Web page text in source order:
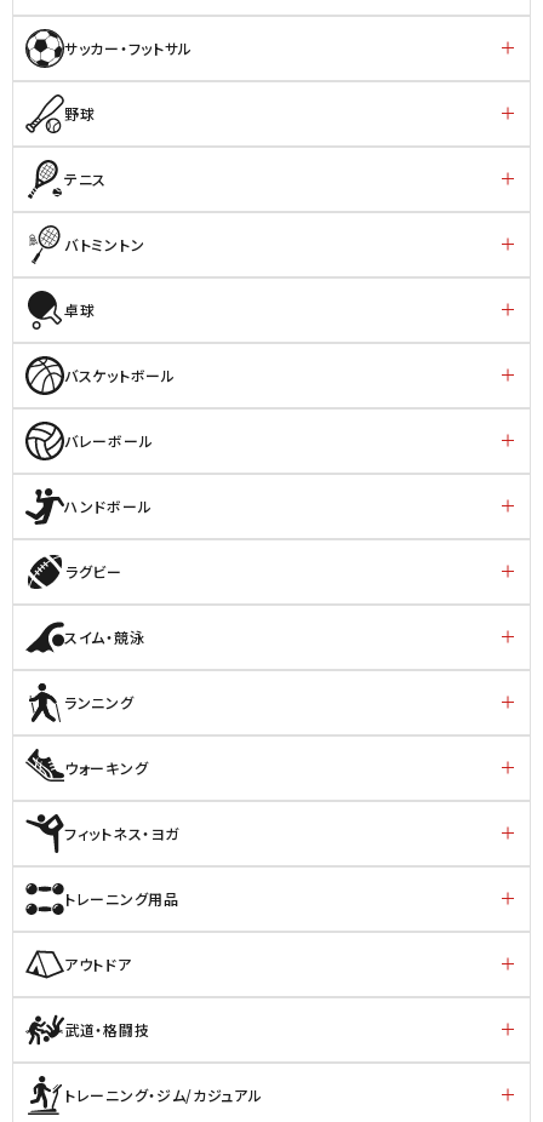
サッカー・フットサル
野球
テニス
バトミントン
卓球
バスケットボール
バレーボール
ハンドボール
ラグビー
スイム・競泳
ランニング
ウォーキング
フィットネス・ヨガ
トレーニング用品
アウトドア
武道・格闘技
トレーニング・ジム/カジュアル